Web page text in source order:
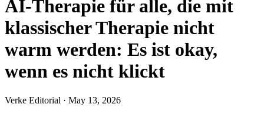
AI-Therapie für alle, die mit
klassischer Therapie nicht
warm werden: Es ist okay,
wenn es nicht klickt
Verke Editorial · May 13, 2026